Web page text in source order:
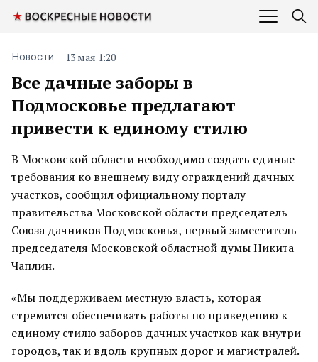
Все дачные заборы в
Подмосковье предлагают
привести к единому стилю
Новости 13 мая 1:20
В Московской области необходимо создать единые
требования ко внешнему виду ограждений дачных
участков, сообщил официальному порталу
правительства Московской области председатель
Союза дачников Подмосковья, первый заместитель
председателя Московской областной думы Никита
Чаплин.
«Мы поддерживаем местную власть, которая
стремится обеспечивать работы по приведению к
единому стилю заборов дачных участков как внутри
городов, так и вдоль крупных дорог и магистралей.